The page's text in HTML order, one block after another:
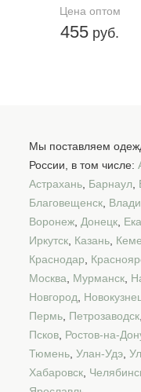
Цена оптом
455 руб.
Мы поставляем
России, в том числе:
Астрахань Барнаул
Благовещенск
Воронеж Донецк
Иркутск Казань
Краснодар
Москва
Мурманск
Новгород
Пермь Петрозаводск
Псков Ростов-на-
Тюмень Улан-Удэ
Хабаровск